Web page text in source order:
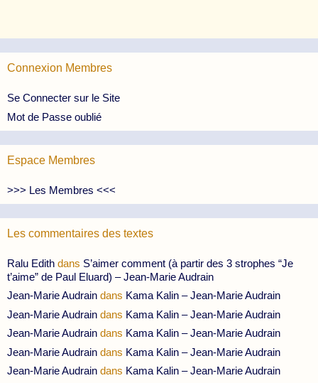
Connexion Membres
Se Connecter sur le Site
Mot de Passe oublié
Espace Membres
>>> Les Membres <<<
Les commentaires des textes
Ralu Edith dans S’aimer comment (à partir des 3 strophes “Je
t’aime” de Paul Eluard) – Jean-Marie Audrain
Jean-Marie Audrain dans Kama Kalin – Jean-Marie Audrain
Jean-Marie Audrain dans Kama Kalin – Jean-Marie Audrain
Jean-Marie Audrain dans Kama Kalin – Jean-Marie Audrain
Jean-Marie Audrain dans Kama Kalin – Jean-Marie Audrain
Jean-Marie Audrain dans Kama Kalin – Jean-Marie Audrain